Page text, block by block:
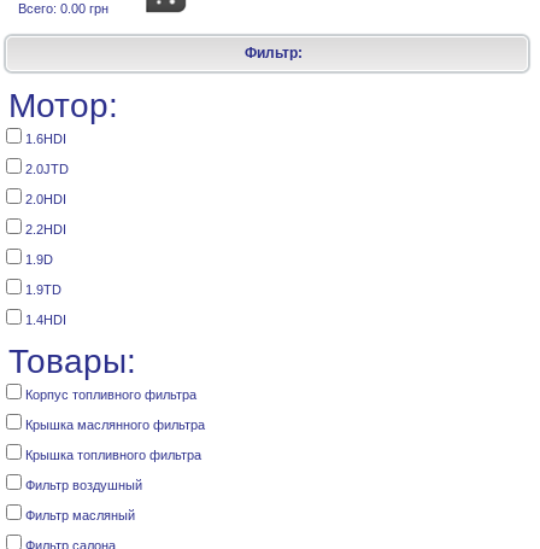
Всего: 0.00 грн
Фильтр:
Мотор:
1.6HDI
2.0JTD
2.0HDI
2.2HDI
1.9D
1.9TD
1.4HDI
Товары:
Корпус топливного фильтра
Крышка маслянного фильтра
Крышка топливного фильтра
Фильтр воздушный
Фильтр масляный
Фильтр салона